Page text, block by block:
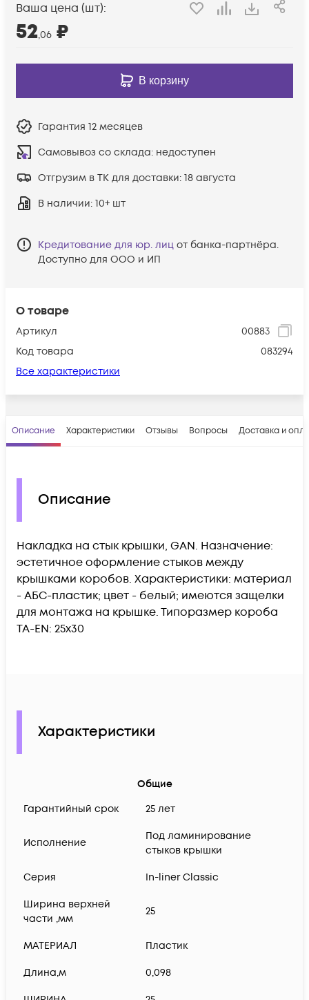
О товаре
Артикул
00883
Код товара
083294
Все характеристики
Ваша цена (шт):
52,06 ₽
В корзину
Гарантия 12 месяцев
Самовывоз со склада: недоступен
Отгрузим в ТК для доставки: 18 августа
В наличии: 10+ шт
Кредитование для юр. лиц от банка-партнёра.
Доступно для ООО и ИП
Описание Характеристики Отзывы Вопросы Доставка и
Описание
Накладка на стык крышки, GAN. Назначение:
эстетичное оформление стыков между
крышками коробов. Характеристики: материал
- АБС-пластик; цвет - белый; имеются защелки
для монтажа на крышке. Типоразмер короба
TA-EN: 25х30
Характеристики
Общие
Гарантийный срок
25 лет
Исполнение
Под ламинирование
стыков крышки
Серия In-liner Classic
Ширина верхней
части ,мм
25
МАТЕРИАЛ Пластик
Длина,м 0,098